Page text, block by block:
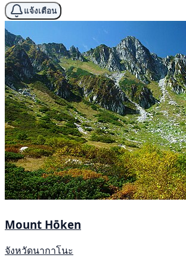
แจ้งเตือน
Mount Hōken
จังหวัดนากาโนะ